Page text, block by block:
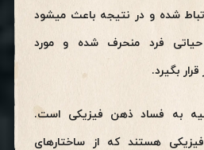
شده و در نتیجه باعث میشود
فرد منحرف شده و مورد
بگیرد.
به فساد ذهن فیزیکی است.
فیزیکی هستند که از ساختارهای